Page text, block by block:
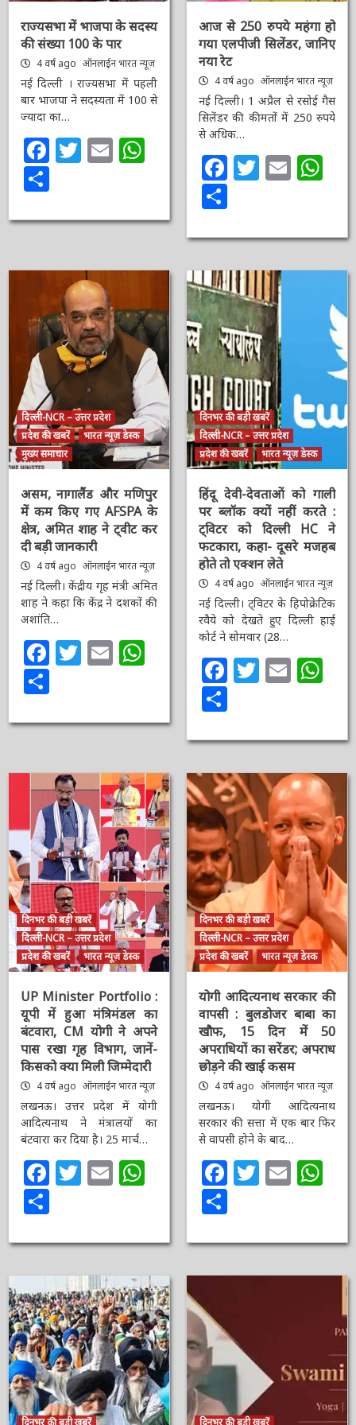
राज्यसभा में भाजपा के
सदस्य की संख्या 100 के
पार
4 वर्ष ago
ऑनलाईन भारत
न्यूज़
नई दिल्ली । राज्यसभा में पहली
से ज्यादा का…
WhatsApp
आज से 250 रुपये महंगा हो
गया एलपीजी सिलेंडर,
जानिए नया रेट
4 वर्ष ago
ऑनलाईन भारत
नई दिल्ली। 1 अप्रैल से रसोई
गैस सिलेंडर की कीमतों में 250
Facebook
Twitter
Email
Share
दिल्ली-NCR – उत्तर प्रदेश
प्रदेश की खबरें
भारत न्यूज़ डेस्क
मुख्य समाचार
असम, नागालैंड और मणिपुर
में कम किए गए AFSPA के
क्षेत्र, अमित शाह ने ट्वीट कर
दी बड़ी जानकारी
4 वर्ष ago ऑनलाईन भारत
नई दिल्ली। केंद्रीय गृह मंत्री
अमित शाह ने कहा कि केंद्र ने
Facebook
Twitter
EmailWhatsApp
दिनभर की बड़ी खबरें
दिल्ली-NCR – उत्तर प्रदेश
प्रदेश की खबरें
भारत न्यूज़ डेस्क
हिंदू देवी-देवताओं को गाली
पर ब्लॉक क्यों नहीं करते :
ट्विटर को दिल्ली HC ने
फटकारा, कहा- दूसरे मजहब
होते तो एक्शन लेते
4 वर्ष ago
ऑनलाईन भारत
नई दिल्ली। ट्विटर के
हिपोक्रेटिक रवैये को देखते हुए
दिल्ली हाई कोर्ट ने सोमवार
(28…
Facebook
दिनभर की बड़ी खबरें
दिल्ली-NCR – उत्तर प्रदेश
प्रदेश की खबरें
भारत न्यूज़ डेस्क
UP Minister Portfolio
: यूपी में हुआ मंत्रिमंडल का
बंटवारा, CM योगी ने अपने
पास रखा गृह विभाग, जानें-
किसको क्या मिली जिम्मेदारी
4 वर्ष ago ऑनलाईन भारत
लखनऊ। उत्तर प्रदेश में योगी
आदित्यनाथ ने मंत्रालयों का
बंटवारा कर दिया है। 25 मार्च…
Facebook
Twitter
EmailWhatsApp
दिनभर की बड़ी खबरें
दिल्ली-NCR – उत्तर प्रदेश
प्रदेश की खबरें
भारत न्यूज़ डेस्क
योगी आदित्यनाथ सरकार
की वापसी : बुलडोजर बाबा
का खौफ, 15 दिन में 50
अपराधियों का सरेंडर;
अपराध छोड़ने की खाई
कसम
ऑनलाईन भारत
न्यूज़
लखनऊ। योगी आदित्यनाथ
फिर से वापसी होने के बाद…
Facebook
दिनभर की बड़ी खबरें दिनभर की बड़ी खबरें